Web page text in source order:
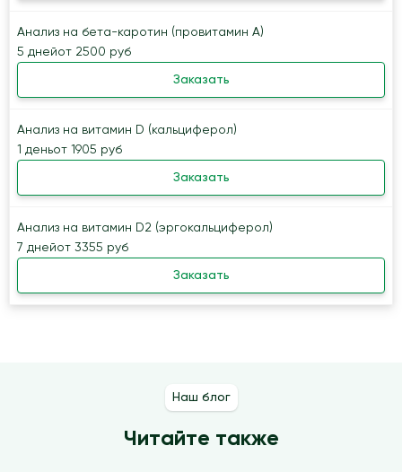
Анализ на бета-каротин (провитамин А)
5 днейот 2500 руб
Заказать
Анализ на витамин D (кальциферол)
1 деньот 1905 руб
Заказать
Анализ на витамин D2 (эргокальциферол)
7 днейот 3355 руб
Заказать
Наш блог
Читайте также